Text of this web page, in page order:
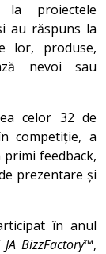
proiectele
au răspuns la
lor, produse,
nevoi sau
celor 32 de
competiție, a
feedback,
prezentare și
în anul
BizzFactory™,